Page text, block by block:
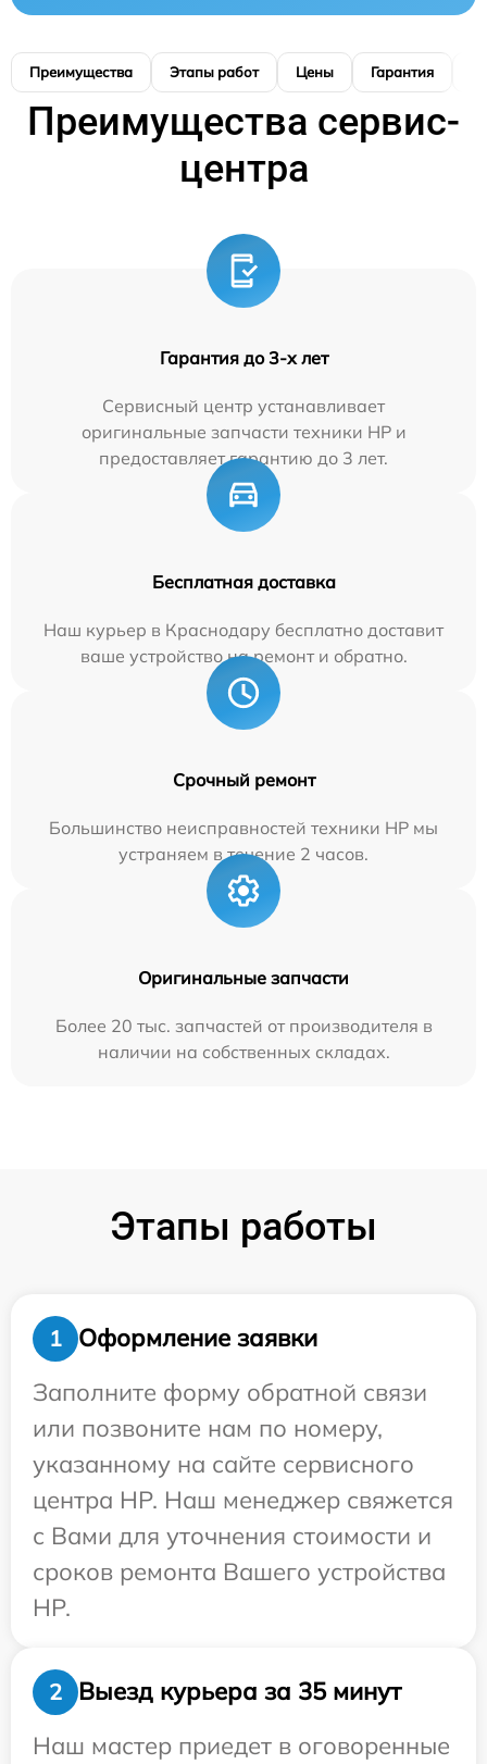
Преимущества Этапы работ Цены Гарантия
Преимущества сервис-
центра
Гарантия до 3-х лет
Сервисный центр устанавливает
оригинальные запчасти техники HP и
предоставляет гарантию до 3 лет.
Бесплатная доставка
Наш курьер в Краснодару бесплатно доставит
ваше устройство на ремонт и обратно.
Срочный ремонт
Большинство неисправностей техники HP мы
устраняем в течение 2 часов.
Оригинальные запчасти
Более 20 тыс. запчастей от производителя в
наличии на собственных складах.
Этапы работы
1
Оформление заявки
Заполните форму обратной связи
или позвоните нам по номеру,
указанному на сайте сервисного
центра HP. Наш менеджер свяжется
с Вами для уточнения стоимости и
сроков ремонта Вашего устройства
HP.
2
Выезд курьера за 35 минут
Наш мастер приедет в оговоренные